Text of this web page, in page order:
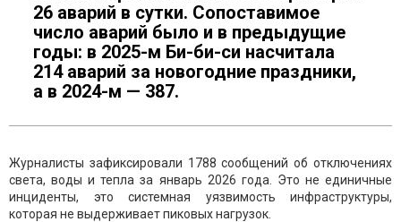
26 аварий в сутки. Сопоставимое
число аварий было и в предыдущие
годы: в 2025-м Би-би-си насчитала
214 аварий за новогодние праздники,
а в 2024-м — 387.
Журналисты зафиксировали 1788 сообщений об отключениях
света, воды и тепла за январь 2026 года. Это не единичные
инциденты, это системная уязвимость инфраструктуры,
которая не выдерживает пиковых нагрузок.